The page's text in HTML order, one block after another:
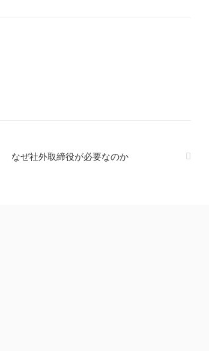
なぜ社外取締役が必要なのか